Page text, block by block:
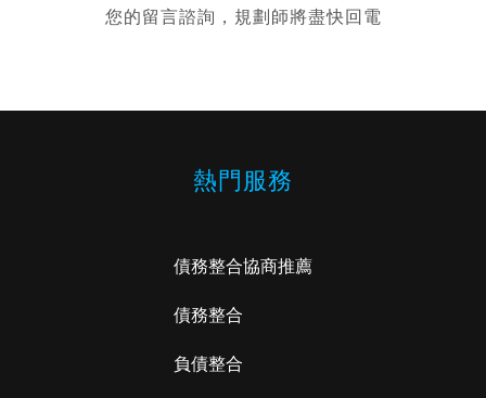
您的留言諮詢，規劃師將盡快回電
熱門服務
債務整合協商推薦
債務整合
負債整合